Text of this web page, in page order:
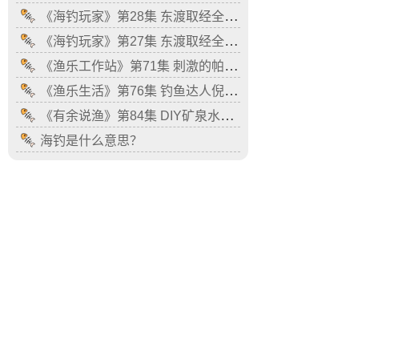
《海钓玩家》第28集 东渡取经全层钓（下）
《海钓玩家》第27集 东渡取经全层钓（上）
《渔乐工作站》第71集 刺激的帕劳海钓之旅
《渔乐生活》第76集 钓鱼达人倪东海的海钓梦
《有余说渔》第84集 DIY矿泉水瓶钓组海钓金枪鱼
海钓是什么意思？